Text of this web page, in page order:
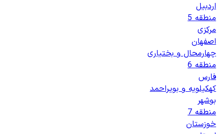
اردبیل
منطقه 5
مرکزی
اصفهان
چهارمحال و بختیاری
منطقه 6
فارس
کهکیلویه و بویراحمد
بوشهر
منطقه 7
خوزستان